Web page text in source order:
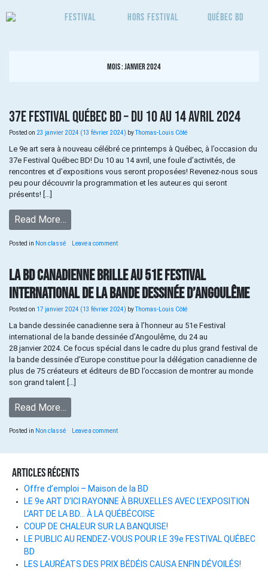
Festival Hors Festival Québec BD
Mois :janvier 2024
37e FESTIVAL QUÉBEC BD – DU 10 AU 14 AVRIL 2024
Posted on 23 janvier 2024 (13 février 2024) by Thomas-Louis Côté
Le 9e art sera à nouveau célébré ce printemps à Québec, à l’occasion du
37e Festival Québec BD! Du 10 au 14 avril, une foule d’activités, de
rencontres et d’expositions vous seront proposées! Revenez-nous sous
peu pour découvrir la programmation et les auteur.es qui seront
présents! […]
Read More…
Posted in Non classé Leave a comment
La BD canadienne brille au 51e Festival
international de la bande dessinée d’Angoulême
Posted on 17 janvier 2024 (13 février 2024) byThomas-Louis Côté
La bande dessinée canadienne sera à l’honneur au 51e Festival
international de la bande dessinée d’Angoulême, du 24 au
28 janvier 2024. Ce focus spécial dans le cadre du plus grand festival de
la bande dessinée d’Europe constitue pour la délégation canadienne de
plus de 75 créateurs et éditeurs de BD l’occasion de montrer au monde
son grand talent […]
Read More…
Posted in Non classé Leave a comment
Articles récents
Offre d’emploi – Maison de la BD
LE 9e ART D’ICI RAYONNE À BRUXELLES AVEC L’EXPOSITION
L’ART DE LA BD… À LA QUÉBÉCOISE
COUP DE CHALEUR SUR LA BANQUISE!
LE PUBLIC AU RENDEZ-VOUS POUR LE 39e FESTIVAL QUÉBEC
BD
LES LAURÉATS DES PRIX BÉDÉIS CAUSA ENFIN DÉVOILÉS!